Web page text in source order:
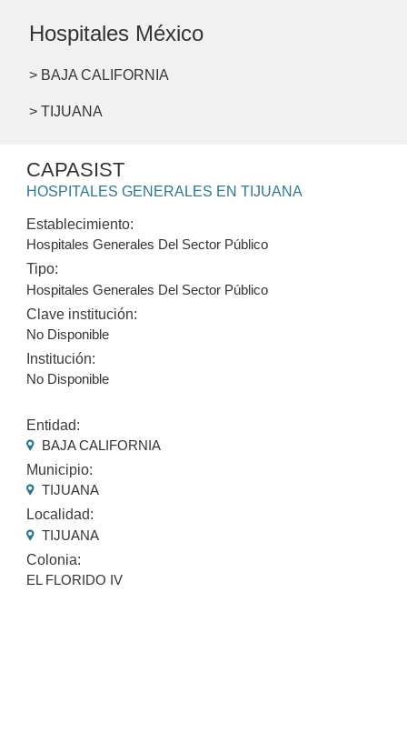
Hospitales México
> BAJA CALIFORNIA
> TIJUANA
CAPASIST
HOSPITALES GENERALES EN TIJUANA
Establecimiento:
Hospitales Generales Del Sector Público
Tipo:
Hospitales Generales Del Sector Público
Clave institución:
No Disponible
Institución:
No Disponible
Entidad:
BAJA CALIFORNIA
Municipio:
TIJUANA
Localidad:
TIJUANA
Colonia:
EL FLORIDO IV